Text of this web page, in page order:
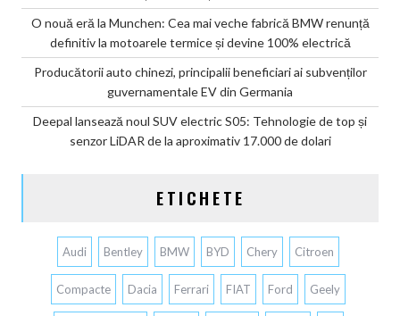
O nouă eră la Munchen: Cea mai veche fabrică BMW renunță
definitiv la motoarele termice și devine 100% electrică
Producătorii auto chinezi, principalii beneficiari ai subvenților
guvernamentale EV din Germania
Deepal lansează noul SUV electric S05: Tehnologie de top și
senzor LiDAR de la aproximativ 17.000 de dolari
ETICHETE
Audi Bentley BMW BYD Chery Citroen
Compacte Dacia Ferrari FIAT Ford Geely